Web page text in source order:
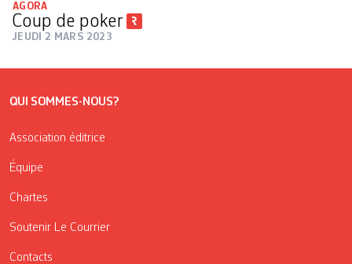
AGORA
Coup de poker
JEUDI 2 MARS 2023
QUI SOMMES-NOUS?
Association éditrice
Équipe
Chartes
Soutenir Le Courrier
Contacts